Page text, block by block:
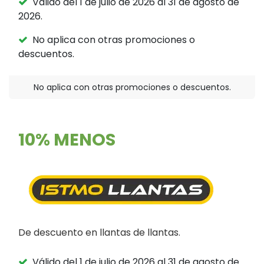
2026.
No aplica con otras promociones o
descuentos.
No aplica con otras promociones o descuentos.
10% MENOS
De descuento en llantas de llantas.